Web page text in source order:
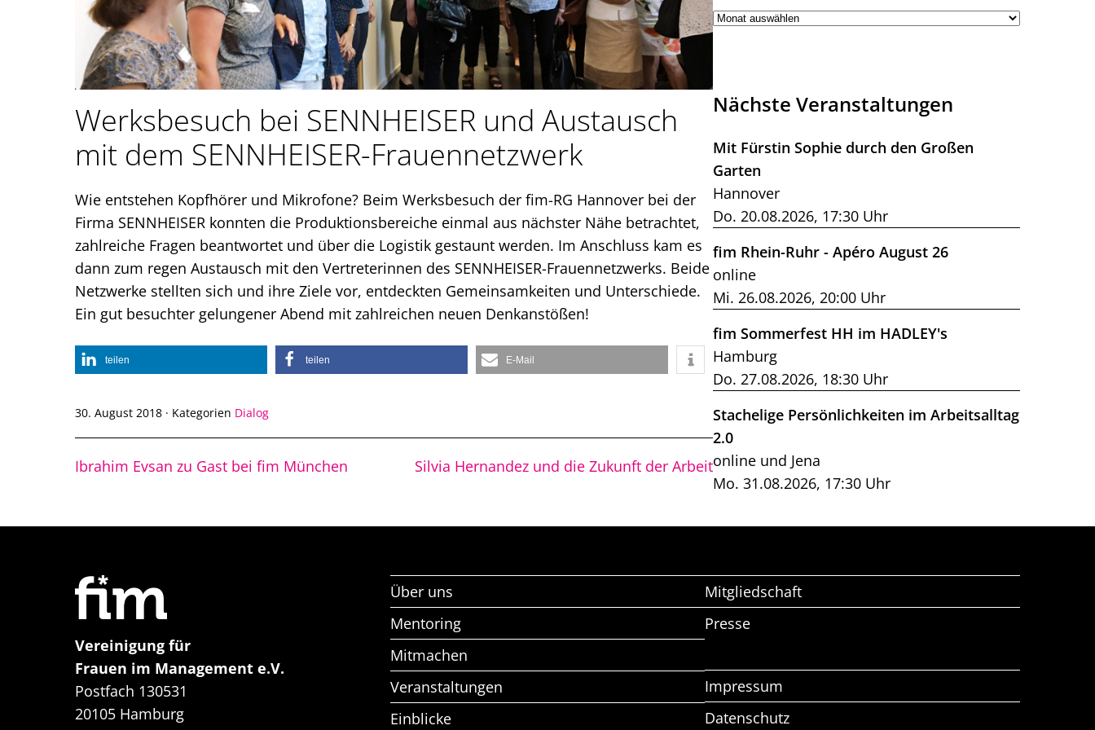
Werksbesuch bei SENNHEISER und Austausch
mit dem SENNHEISER-Frauennetzwerk
Wie entstehen Kopfhörer und Mikrofone? Beim Werksbesuch der fim-RG Hannover bei der
Firma SENNHEISER konnten die Produktionsbereiche einmal aus nächster Nähe betrachtet,
zahlreiche Fragen beantwortet und über die Logistik gestaunt werden. Im Anschluss kam es
dann zum regen Austausch mit den Vertreterinnen des SENNHEISER-Frauennetzwerks. Beide
Netzwerke stellten sich und ihre Ziele vor, entdeckten Gemeinsamkeiten und Unterschiede.
Ein gut besuchter gelungener Abend mit zahlreichen neuen Denkanstößen!
teilen teilen E-Mail
30. August 2018 · Kategorien Dialog
Ibrahim Evsan zu Gast bei fim München Silvia Hernandez und die Zukunft der Arbeit
Nächste Veranstaltungen
Mit Fürstin Sophie durch den Großen
Garten
Hannover
Do. 20.08.2026, 17:30 Uhr
fim Rhein-Ruhr - Apéro August 26
online
Mi. 26.08.2026, 20:00 Uhr
fim Sommerfest HH im HADLEY's
Hamburg
Do. 27.08.2026, 18:30 Uhr
Stachelige Persönlichkeiten im Arbeitsalltag
2.0
online und Jena
Mo. 31.08.2026, 17:30 Uhr
Vereinigung für
Frauen im Management e.V.
Postfach 130531
20105 Hamburg
Über uns
Mentoring
Mitmachen
Veranstaltungen
Einblicke
Mitgliedschaft
Presse
Impressum
Datenschutz